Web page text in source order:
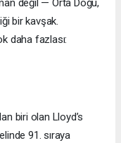
değil — Orta Doğu,
bir kavşak.
daha fazlası:
biri olan Lloyd’s
91. sıraya